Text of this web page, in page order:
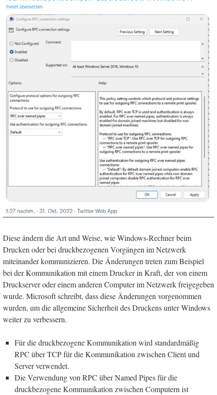
Diese ändern die Art und Weise, wie Windows-Rechner beim
Drucken oder bei druckbezogenen Vorgängen im Netzwerk
miteinander kommunizieren. Die Änderungen treten zum Beispiel
bei der Kommunikation mit einem Drucker in Kraft, der von einem
Druckserver oder einem anderen Computer im Netzwerk freigegeben
wurde. Microsoft schreibt, dass diese Änderungen vorgenommen
wurden, um die allgemeine Sicherheit des Druckens unter Windows
weiter zu verbessern.
Für die druckbezogene Kommunikation wird standardmäßig
RPC über TCP für die Kommunikation zwischen Client und
Server verwendet.
Die Verwendung von RPC über Named Pipes für die
druckbezogene Kommunikation zwischen Computern ist